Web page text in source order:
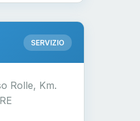
SERVIZIO
Rolle, Km.